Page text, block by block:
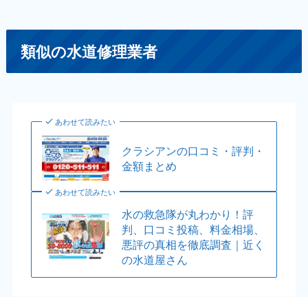
類似の水道修理業者
あわせて読みたい
クラシアンの口コミ・評判・
金額まとめ
あわせて読みたい
水の救急隊が丸わかり！評
判、口コミ投稿、料金相場、
悪評の真相を徹底調査｜近く
の水道屋さん